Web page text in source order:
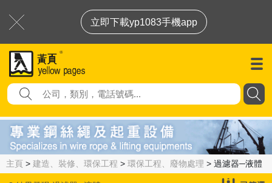
立即下載yp1083手機app
主頁 > 建造、裝修、環保工程 > 環保工程、廢物處理 > 過濾器─液體